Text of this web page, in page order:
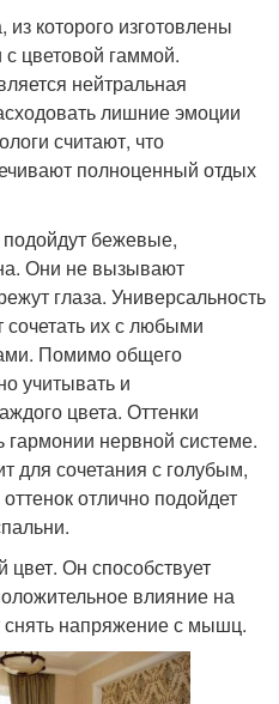
которого изготовлены
цветовой гаммой.
нейтральная
лишние эмоции
считают, что
полноценный отдых
подойдут бежевые,
Они не вызывают
глаза. Универсальность
сочетать их с любыми
Помимо общего
учитывать и
цвета. Оттенки
гармонии нервной системе.
для сочетания с голубым,
отлично подойдет
Он способствует
влияние на
снять напряжение с мышц.